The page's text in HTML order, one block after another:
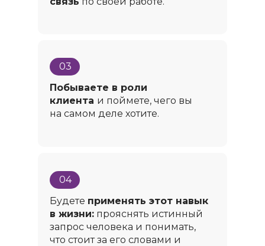
03
Побываете в роли
клиента и поймете, чего вы
на самом деле хотите.
04
Будете применять этот навык
в жизни: прояснять истинный
запрос человека и понимать,
что стоит за его словами и